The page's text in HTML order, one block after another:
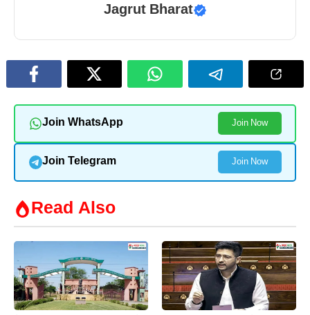
Jagrut Bharat
Join WhatsApp Join Now
Join Telegram Join Now
Read Also